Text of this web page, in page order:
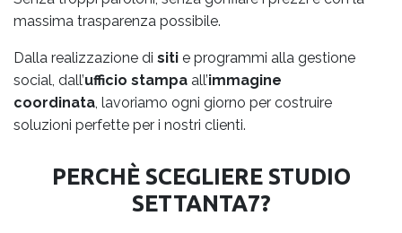
massima trasparenza possibile.
Dalla realizzazione di siti e programmi alla gestione
social, dall’ufficio stampa all’immagine
coordinata, lavoriamo ogni giorno per costruire
soluzioni perfette per i nostri clienti.
PERCHÈ SCEGLIERE STUDIO
SETTANTA7?